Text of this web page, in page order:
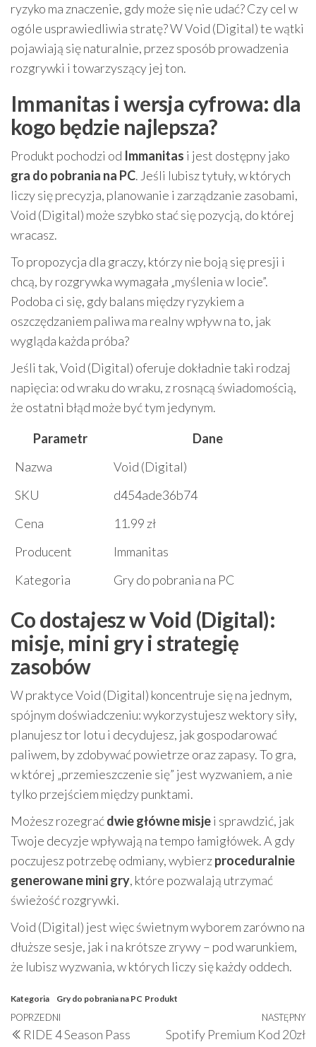
ryzyko ma znaczenie, gdy może się nie udać? Czy cel w
ogóle usprawiedliwia stratę? W Void (Digital) te wątki
pojawiają się naturalnie, przez sposób prowadzenia
rozgrywki i towarzyszący jej ton.
Immanitas i wersja cyfrowa: dla
kogo będzie najlepsza?
Produkt pochodzi od Immanitas i jest dostępny jako
gra do pobrania na PC. Jeśli lubisz tytuły, w których
liczy się precyzja, planowanie i zarządzanie zasobami,
Void (Digital) może szybko stać się pozycją, do której
wracasz.
To propozycja dla graczy, którzy nie boją się presji i
chcą, by rozgrywka wymagała „myślenia w locie”.
Podoba ci się, gdy balans między ryzykiem a
oszczędzaniem paliwa ma realny wpływ na to, jak
wygląda każda próba?
Jeśli tak, Void (Digital) oferuje dokładnie taki rodzaj
napięcia: od wraku do wraku, z rosnącą świadomością,
że ostatni błąd może być tym jedynym.
Parametr
Dane
Nazwa
Void (Digital)
SKU
d454ade36b74
Cena
11.99 zł
Producent
Immanitas
Kategoria
Gry do pobrania na PC
Co dostajesz w Void (Digital):
misje, mini gry i strategię
zasobów
W praktyce Void (Digital) koncentruje się na jednym,
spójnym doświadczeniu: wykorzystujesz wektory siły,
planujesz tor lotu i decydujesz, jak gospodarować
paliwem, by zdobywać powietrze oraz zapasy. To gra,
w której „przemieszczenie się” jest wyzwaniem, a nie
tylko przejściem między punktami.
Możesz rozegraćdwie główne misjei sprawdzić, jak
Twoje decyzje wpływają na tempo łamigłówek. A gdy
poczujesz potrzebę odmiany, wybierzproceduralnie
generowane mini gry, które pozwalają utrzymać
świeżość rozgrywki.
Void (Digital) jest więc świetnym wyborem zarówno na
dłuższe sesje, jak i na krótsze zrywy – pod warunkiem,
że lubisz wyzwania, w których liczy się każdy oddech.
Kategoria Gry do pobrania na PC Produkt
Nawigacja
Poprzedni
wpis
POPRZEDNI
RIDE 4 Season Pass
NASTĘPNY
Spotify Premium Kod 20zł